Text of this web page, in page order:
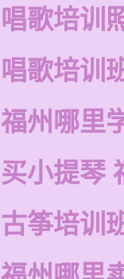
唱歌培训
唱歌培训
福州哪里
买小提琴
古筝培训